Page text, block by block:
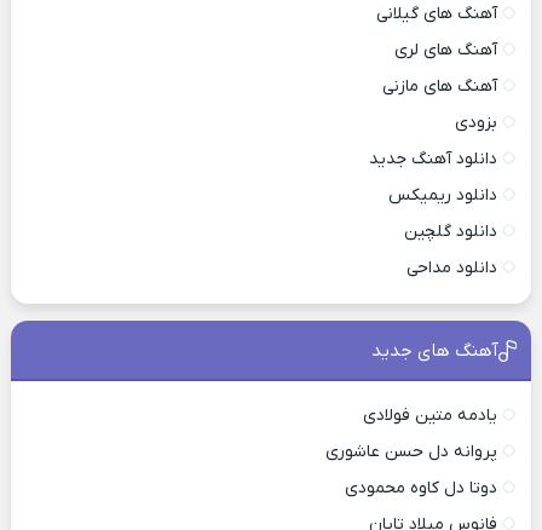
آهنگ های گیلانی
آهنگ های لری
آهنگ های مازنی
بزودی
دانلود آهنگ جدید
دانلود ریمیکس
دانلود گلچین
دانلود مداحی
آهنگ های جدید
یادمه متین فولادی
پروانه دل حسن عاشوری
دوتا دل کاوه محمودی
فانوس میلاد تایان